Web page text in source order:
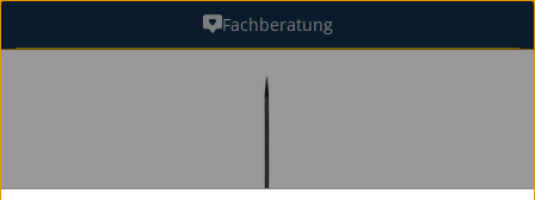
Zum Hauptinhalt springenFachberatung
Bildergalerie überspringen